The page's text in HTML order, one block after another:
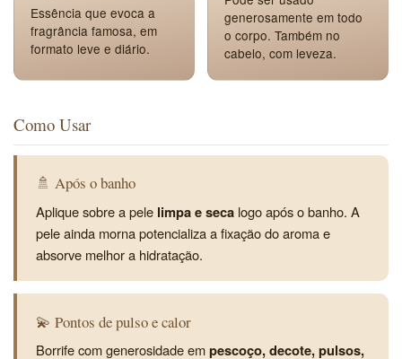
Essência que evoca a
fragrância famosa, em
formato leve e diário.
generosamente em todo
o corpo. Também no
cabelo, com leveza.
Como Usar
🚿 Após o banho
Aplique sobre a pele limpa e secalogo após o banho. A
pele ainda morna potencializa a fixação do aroma e
absorve melhor a hidratação.
💫 Pontos de pulso e calor
Borrife com generosidade empescoço, decote, pulsos,